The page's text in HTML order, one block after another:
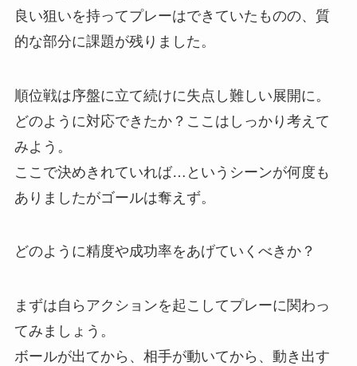
良い狙いを持ってプレーはできていたものの、質
的な部分に課題が残りました。
順位戦は序盤に立て続けに失点し難しい展開に。
どのように対応できたか？ここはしっかり考えて
みよう。
ここで決めきれていれば…というシーンが何度も
ありましたがゴールは奪えず。
どのように精度や成功率をあげていくべきか？
まずは自らアクションを起こしてプレーに関わっ
てみましょう。
ボールが出てから、相手が動いてから、動き出す